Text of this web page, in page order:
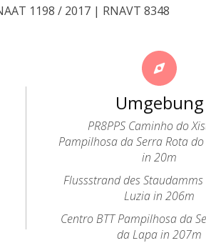
1198 / 2017 | RNAVT 8348
Umgebung
PR8PPS Caminho do
Pampilhosa da Serra Rota
in 20m
Flussstrand des
Luzia in 206m
Centro BTT Pampilhosa da
da Lapa in 207m